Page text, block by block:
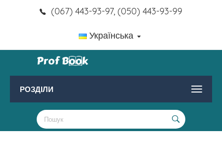
(067) 443-93-97, (050) 443-93-99
Українська
РОЗДІЛИ